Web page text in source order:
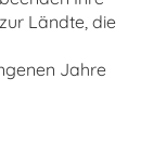
Ländte, die
Jahre